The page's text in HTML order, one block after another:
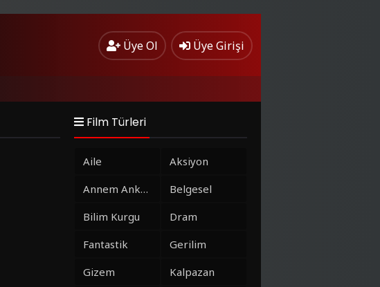
Üye Ol Üye Girişi
Film Türleri
Aile
Aksiyon
Annem Ankara
Belgesel
Bilim Kurgu
Dram
Fantastik
Gerilim
Gizem
Kalpazan